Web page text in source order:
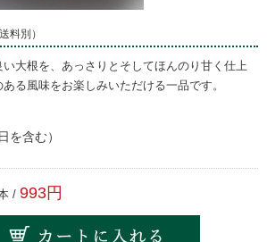
料別）
大根を、あっさりとそしてほんのり甘く仕上
る風味をお楽しみいただける一品です。
を含む）
/ 993円